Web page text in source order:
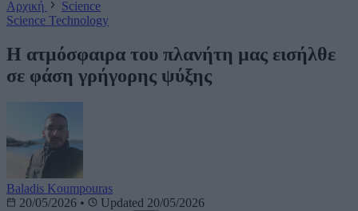
Αρχική
Science
Science Technology
Η ατμόσφαιρα του πλανήτη μας εισήλθε
σε φάση γρήγορης ψύξης
Baladis Koumpouras
20/05/2026 •
Updated 20/05/2026